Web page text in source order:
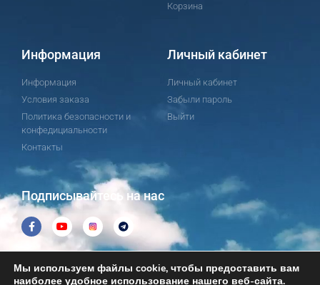
Корзина
Информация
Информация
Условия заказа
Политика безопасности и
конфедициальности
Контакты
Личный кабинет
Личный кабинет
Забыли пароль
Выйти
Подписывайтесь на нас
Мы используем файлы cookie, чтобы предоставить вам
наиболее удобное использование нашего веб-сайта.